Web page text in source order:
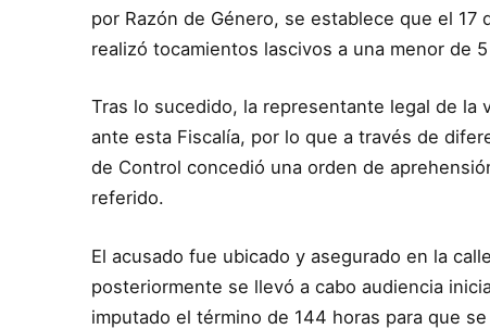
por Razón de Género, se establece que el 17
realizó tocamientos lascivos a una menor de
Tras lo sucedido, la representante legal de
ante esta Fiscalía, por lo que a través de
de Control concedió una orden de
referido.
El acusado fue ubicado y asegurado en la
posteriormente se llevó a cabo audiencia
imputado el término de 144 horas para que